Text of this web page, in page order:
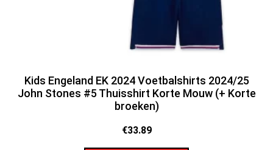
Kids Engeland EK 2024 Voetbalshirts 2024/25
John Stones #5 Thuisshirt Korte Mouw (+ Korte
broeken)
€33.89